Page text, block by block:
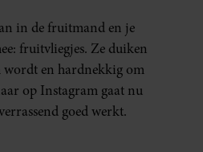
in de fruitmand en je
fruitvliegjes. Ze duiken
wordt en hardnekkig om
op Instagram gaat nu
goed werkt.